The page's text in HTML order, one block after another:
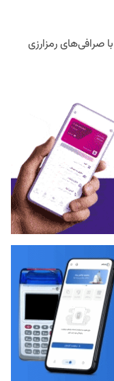
صرافی‌های رمزارزی